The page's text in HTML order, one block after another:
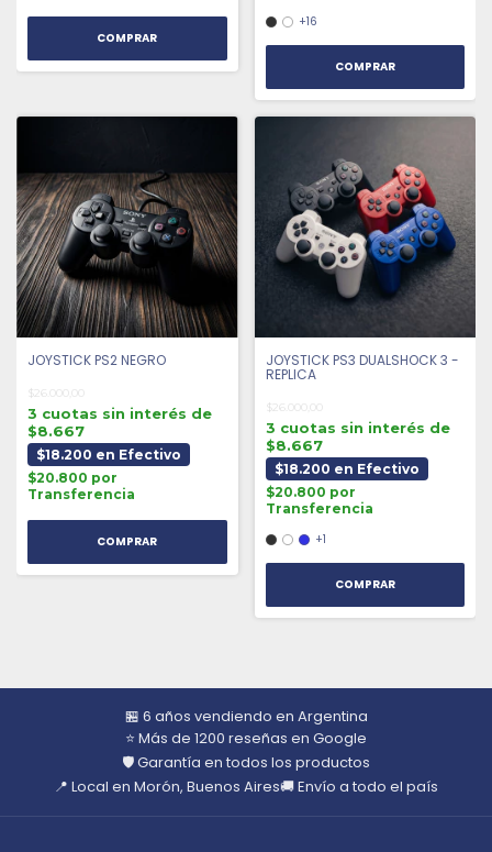
+16
COMPRAR
JOYSTICK PS2 NEGRO
$26.000,00
3 cuotas sin interés de
$8.667
$18.200 en Efectivo
$20.800 por
Transferencia
JOYSTICK PS3 DUALSHOCK 3 -
REPLICA
$26.000,00
3 cuotas sin interés de
$8.667
$18.200 en Efectivo
$20.800 por
Transferencia
+1
COMPRAR
🏪 6 años vendiendo en Argentina
⭐ Más de 1200 reseñas en Google
🛡️ Garantía en todos los productos
📍 Local en Morón, Buenos Aires🚚 Envío a todo el país